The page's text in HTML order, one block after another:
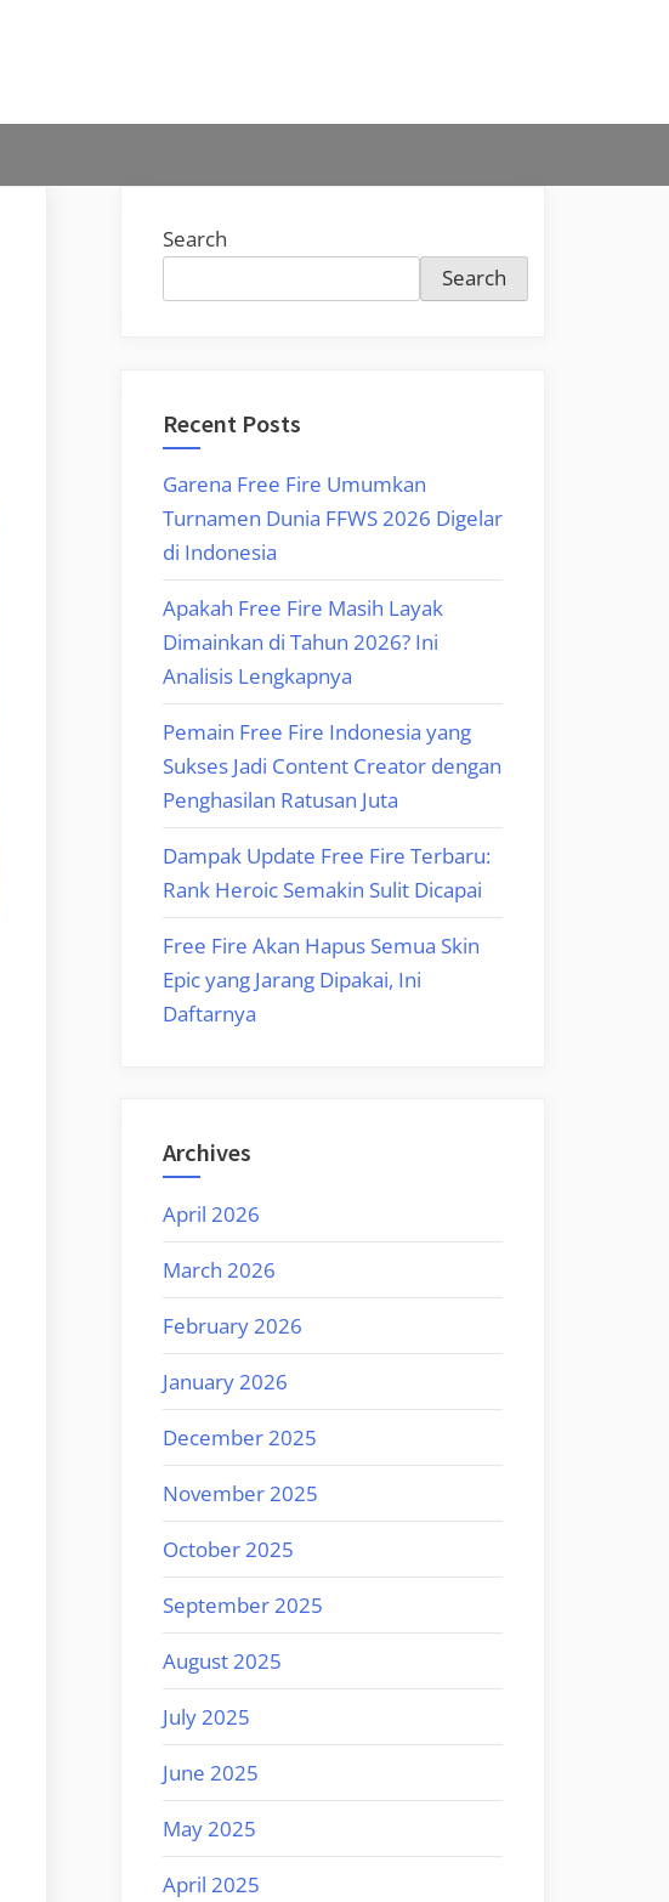
Search
Search
Recent Posts
Garena Free Fire Umumkan
Turnamen Dunia FFWS 2026 Digelar
di Indonesia
Apakah Free Fire Masih Layak
Dimainkan di Tahun 2026? Ini
Analisis Lengkapnya
Pemain Free Fire Indonesia yang
Sukses Jadi Content Creator dengan
Penghasilan Ratusan Juta
Dampak Update Free Fire Terbaru:
Rank Heroic Semakin Sulit Dicapai
Free Fire Akan Hapus Semua Skin
Epic yang Jarang Dipakai, Ini
Daftarnya
Archives
April 2026
March 2026
February 2026
January 2026
December 2025
November 2025
October 2025
September 2025
August 2025
July 2025
June 2025
May 2025
April 2025